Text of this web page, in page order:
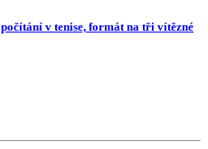
v tenise, formát na tři vítězné